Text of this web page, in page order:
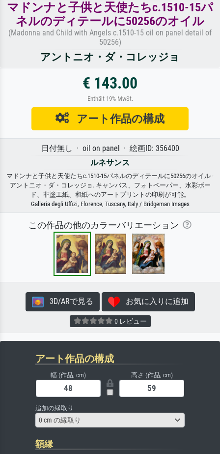
マドンナと子供と天使たちc.1510-15パ
ネルのディテールに50256のオイル
(Madonna and Child with Angels c.1510-15 oil on panel detail of
50256)
アントニオ・ダ・コレッジョ
€ 143.00
Enthält 19% MwSt.
アート作品の構成
日付無し · oil on panel · 絵画ID: 356400
ルネサンス
マドンナと子供と天使たちc.1510-15パネルのディテールに50256のオイル ·
アントニオ・ダ・コレッジョ. キャンバス、フォトペーパー、水彩ボー
ド、非塗工紙、和紙へのアートプリントの印刷が可能。
Galleria degli Uffizi, Florence, Tuscany, Italy / Bridgeman Images
この作品の他のカラーバリエーション
3D/ARで見る お気に入りに追加
0 レビュー
アート作品の構成
幅 (作品, cm) 高さ (作品, cm)
追加の縁取り
0 cm の縁取り
額縁